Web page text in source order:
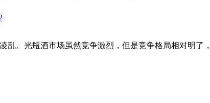
乱。光瓶酒市场虽然竞争激烈，但是竞争格局相对明了